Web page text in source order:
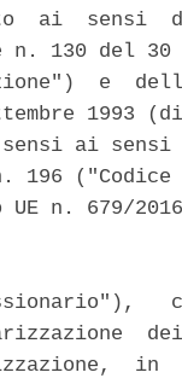
ai  sensi
130 del 30
e
1993
sensi ai
196
UE n. 679/
in